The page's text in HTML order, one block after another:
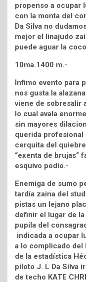
propenso a ocupar
con la monta del
Da Silva no
mejor el linajudo
puede aguar la
10ma.1400 m.-
Ínfimo evento para
nos gusta la
viene de sobresalir
lo cual avala
sin mayores
querida profesional
cerquita del
“exenta de brujas”
esquivo podio.-
Enemiga de sumo
tardía zaina del
pistas un lejano
definir el lugar de
pupila del
indicada a ocupar
a lo complicado del
de la estadística
piloto J. L Da Silva
de techo KATE